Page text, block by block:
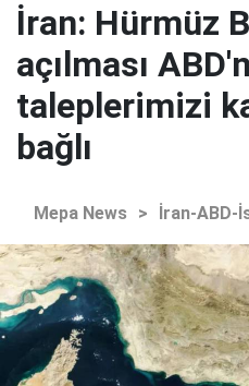
İran: Hürmüz
açılması
taleplerimizi
bağlı
Mepa News > İran-ABD-